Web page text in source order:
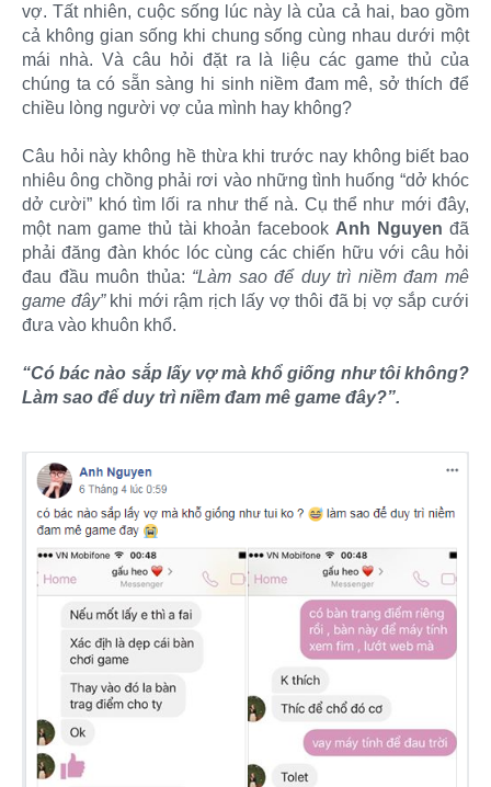
vợ. Tất nhiên, cuộc sống lúc này là của cả hai, bao gồm
cả không gian sống khi chung sống cùng nhau dưới một
mái nhà. Và câu hỏi đặt ra là liệu các game thủ của
chúng ta có sẵn sàng hi sinh niềm đam mê, sở thích để
chiều lòng người vợ của mình hay không?
Câu hỏi này không hề thừa khi trước nay không biết bao
nhiêu ông chồng phải rơi vào những tình huống “dở khóc
dở cười” khó tìm lối ra như thế nà. Cụ thể như mới đây,
một nam game thủ tài khoản facebook Anh Nguyen đã
phải đăng đàn khóc lóc cùng các chiến hữu với câu hỏi
đau đầu muôn thủa: “Làm sao để duy trì niềm đam mê
game đây”khi mới rậm rịch lấy vợ thôi đã bị vợ sắp cưới
đưa vào khuôn khổ.
“Có bác nào sắp lấy vợ mà khổ giống như tôi không?
Làm sao để duy trì niềm đam mê game đây?”.